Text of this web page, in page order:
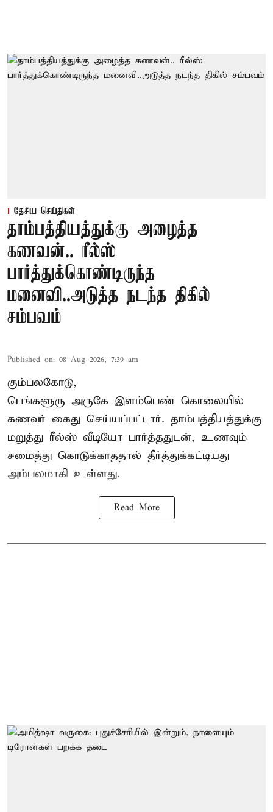
தேசிய செய்திகள்
தாம்பத்தியத்துக்கு அழைத்த
கணவன்.. ரீல்ஸ்
பார்த்துக்கொண்டிருந்த
மனைவி..அடுத்த நடந்த திகில்
சம்பவம்
Published on: 08 Aug 2026, 7:39 am
கும்பலகோடு,
பெங்களூரு அருகே இளம்பெண் கொலையில்
கணவர் கைது செய்யப்பட்டார். தாம்பத்தியத்துக்கு
மறுத்து ரீல்ஸ் வீடியோ பார்த்ததுடன், உணவும்
சமைத்து கொடுக்காததால் தீர்த்துக்கட்டியது
அம்பலமாகி உள்ளது.
Read More